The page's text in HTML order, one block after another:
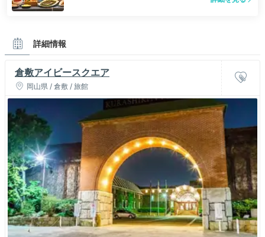
詳細情報
倉敷アイビースクエア
岡山県 / 倉敷 / 旅館